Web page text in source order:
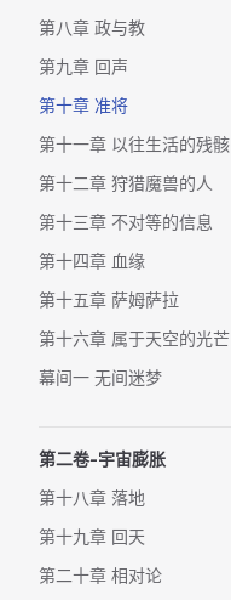
第八章 政与教
第九章 回声
第十章 准将
第十一章 以往生活的残骸
第十二章 狩猎魔兽的人
第十三章 不对等的信息
第十四章 血缘
第十五章 萨姆萨拉
第十六章 属于天空的光芒
幕间一 无间迷梦
第二卷-宇宙膨胀
第十八章 落地
第十九章 回天
第二十章 相对论